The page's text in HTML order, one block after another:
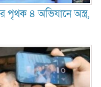
পৃথক ৪ অভিযানে অস্ত্র,